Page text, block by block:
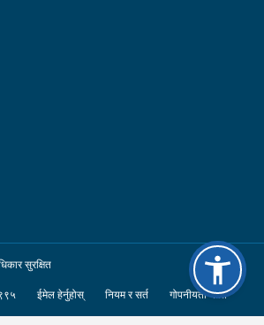
सुरक्षित
ईमेल हेर्नुहोस् नियम र सर्त
गोपनीयता नीति